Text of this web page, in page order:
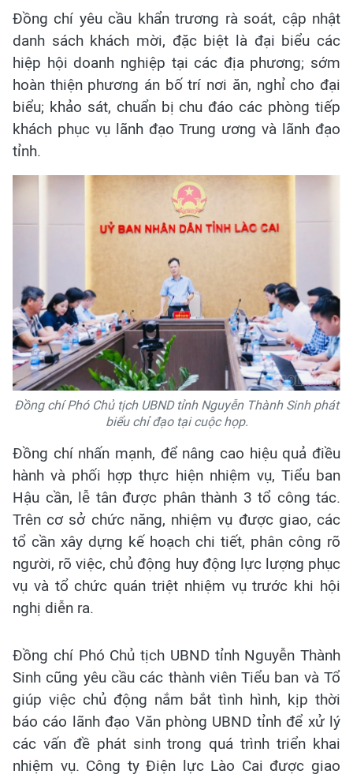
Đồng chí yêu cầu khẩn trương rà soát, cập nhật
danh sách khách mời, đặc biệt là đại biểu các
hiệp hội doanh nghiệp tại các địa phương; sớm
hoàn thiện phương án bố trí nơi ăn, nghỉ cho đại
biểu; khảo sát, chuẩn bị chu đáo các phòng tiếp
khách phục vụ lãnh đạo Trung ương và lãnh đạo
tỉnh.
Đồng chí Phó Chủ tịch UBND tỉnh Nguyễn Thành Sinh phát
biểu chỉ đạo tại cuộc họp.
Đồng chí nhấn mạnh, để nâng cao hiệu quả điều
hành và phối hợp thực hiện nhiệm vụ, Tiểu ban
Hậu cần, lễ tân được phân thành 3 tổ công tác.
Trên cơ sở chức năng, nhiệm vụ được giao, các
tổ cần xây dựng kế hoạch chi tiết, phân công rõ
người, rõ việc, chủ động huy động lực lượng phục
vụ và tổ chức quán triệt nhiệm vụ trước khi hội
nghị diễn ra.
Đồng chí Phó Chủ tịch UBND tỉnh Nguyễn Thành
Sinh cũng yêu cầu các thành viên Tiểu ban và Tổ
giúp việc chủ động nắm bắt tình hình, kịp thời
báo cáo lãnh đạo Văn phòng UBND tỉnh để xử lý
các vấn đề phát sinh trong quá trình triển khai
nhiệm vụ. Công ty Điện lực Lào Cai được giao